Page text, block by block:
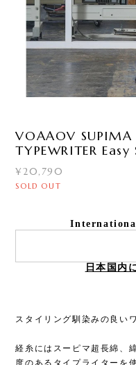
VOAAOV
TYPEWRITER
¥20,790
SOLD OUT
日本国内
スタイリング馴染みの良い
経糸にはスーピマ超長綿、
度のあるタイプライターを使